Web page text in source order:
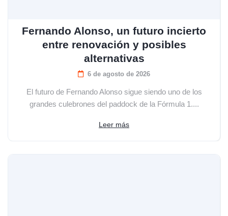
Fernando Alonso, un futuro incierto
entre renovación y posibles
alternativas
6 de agosto de 2026
El futuro de Fernando Alonso sigue siendo uno de los
grandes culebrones del paddock de la Fórmula 1....
Leer más